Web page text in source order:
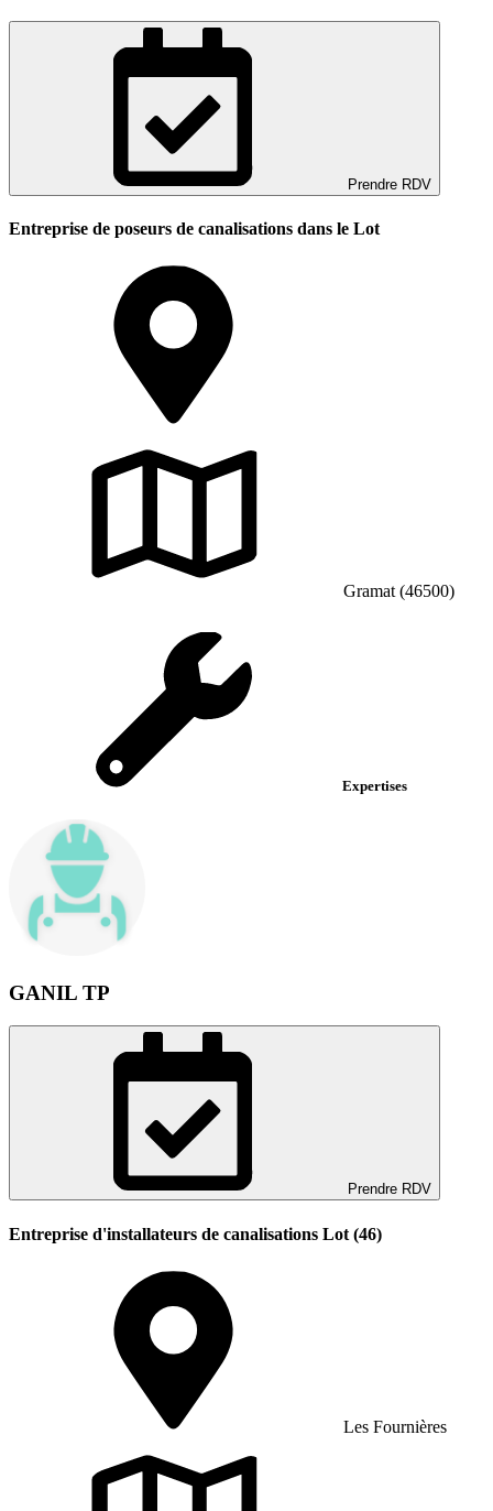
Prendre RDV
Entreprise de poseurs de canalisations dans le Lot
Gramat (46500)
Expertises
GANIL TP
Prendre RDV
Entreprise d'installateurs de canalisations Lot (46)
Les Fournières